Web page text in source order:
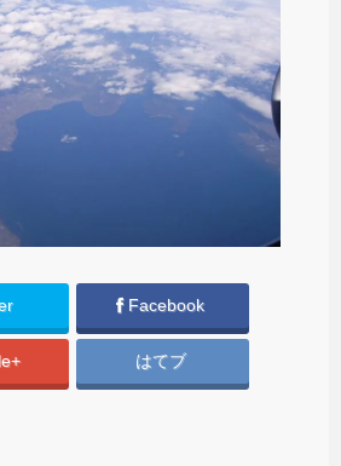
Facebook
はてブ